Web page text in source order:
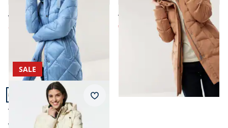
ab € 229,99
ab € 129,99 (-43%)
€ 239,99
€ 89,99 (-63%)
Artikel 11 von 11.
SALE
Aquastop Steppmantel 3D
ab € 229,00
Merkzettel